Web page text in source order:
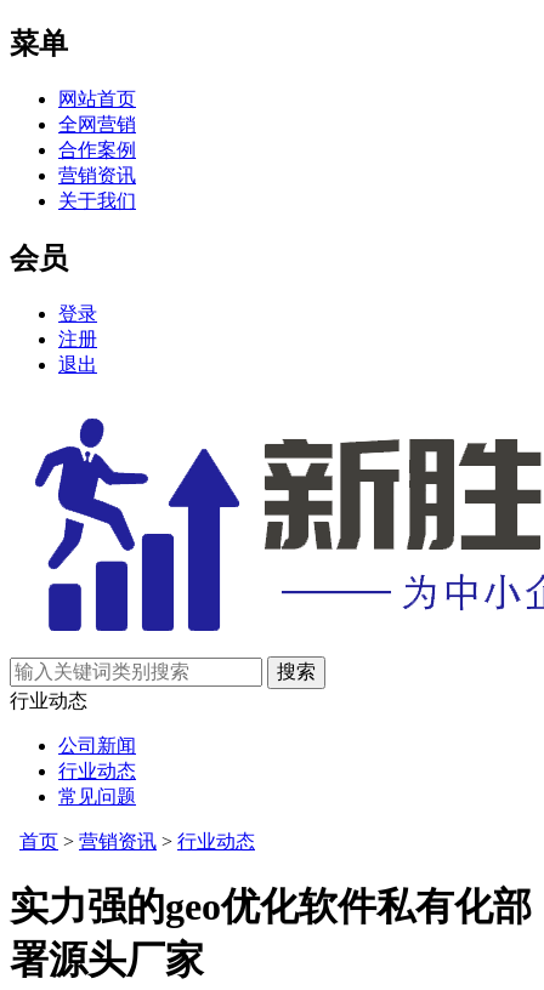
菜单
网站首页
全网营销
合作案例
营销资讯
关于我们
会员
登录
注册
退出
行业动态
公司新闻
行业动态
常见问题
首页 > 营销资讯 > 行业动态
实力强的geo优化软件私有化部
署源头厂家